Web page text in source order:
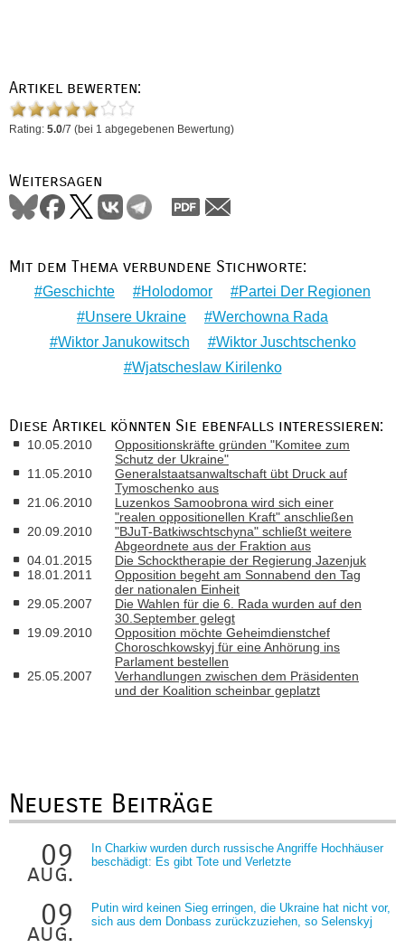
Artikel bewerten:
Rating: 5.0/7 (bei 1 abgegebenen Bewertung)
Weitersagen
Mit dem Thema verbundene Stichworte:
Geschichte Holodomor
Partei Der Regionen
Unsere Ukraine
Werchowna Rada
Wiktor Janukowitsch
Wiktor Juschtschenko
Wjatscheslaw Kirilenko
Diese Artikel könnten Sie ebenfalls interessieren:
10.05.2010
Oppositionskräfte gründen "Komitee zum
Schutz der Ukraine"
11.05.2010
Generalstaatsanwaltschaft übt Druck auf
Tymoschenko aus
21.06.2010
Luzenkos Samoobrona wird sich einer
"realen oppositionellen Kraft" anschließen
20.09.2010
"BJuT-Batkiwschtschyna" schließt weitere
Abgeordnete aus der Fraktion aus
04.01.2015
Die Schocktherapie der Regierung Jazenjuk
18.01.2011
Opposition begeht am Sonnabend den Tag
der nationalen Einheit
29.05.2007
Die Wahlen für die 6. Rada wurden auf den
30.September gelegt
19.09.2010
Opposition möchte Geheimdienstchef
Choroschkowskyj für eine Anhörung ins
Parlament bestellen
25.05.2007
Verhandlungen zwischen dem Präsidenten
und der Koalition scheinbar geplatzt
Neueste Beiträge
09
aug.
In Charkiw wurden durch russische Angriffe Hochhäuser
beschädigt: Es gibt Tote und Verletzte
09
aug.
Putin wird keinen Sieg erringen, die Ukraine hat nicht vor,
sich aus dem Donbass zurückzuziehen, so Selenskyj